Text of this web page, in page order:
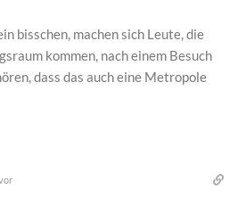
bisschen, machen sich Leute, die
kommen, nach einem Besuch
dass das auch eine Metropole